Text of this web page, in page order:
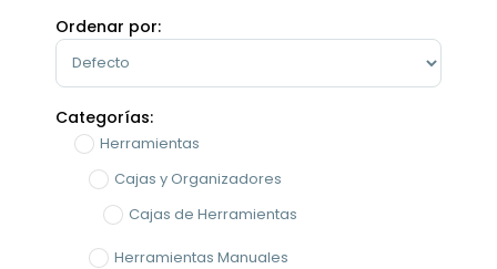
Ordenar por:
Sort Products
Categorías:
Herramientas
Cajas y Organizadores
Cajas de Herramientas
Herramientas Manuales